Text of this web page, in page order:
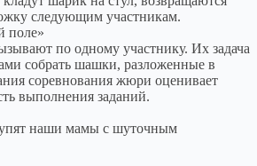
следующим участникам.
поле»
по одному участнику. Их задача
собрать шашки, разложенные в
соревнования жюри оценивает
выполнения заданий.
наши мамы с шуточным